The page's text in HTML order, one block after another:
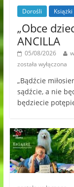
Dorośli Książki
„Obce
ANCILLA
05/08/2026
została wyłączona
„Bądźcie
sądźcie, a nie
będziecie